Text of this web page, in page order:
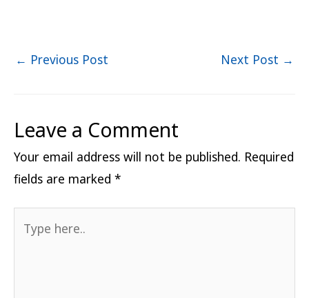
← Previous Post Next Post →
Leave a Comment
Your email address will not be published. Required
fields are marked *
here..